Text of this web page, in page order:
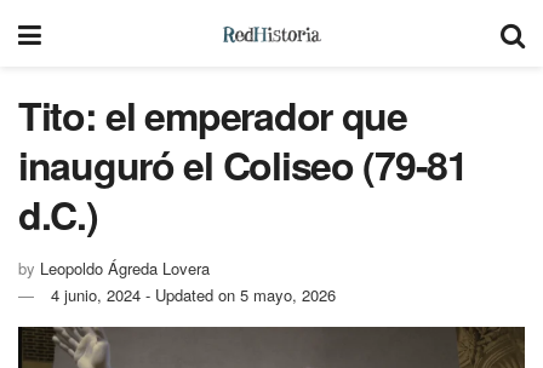
Tito: el emperador que
inauguró el Coliseo (79-81
d.C.)
by Leopoldo Ágreda Lovera
4 junio, 2024 - Updated on 5 mayo, 2026